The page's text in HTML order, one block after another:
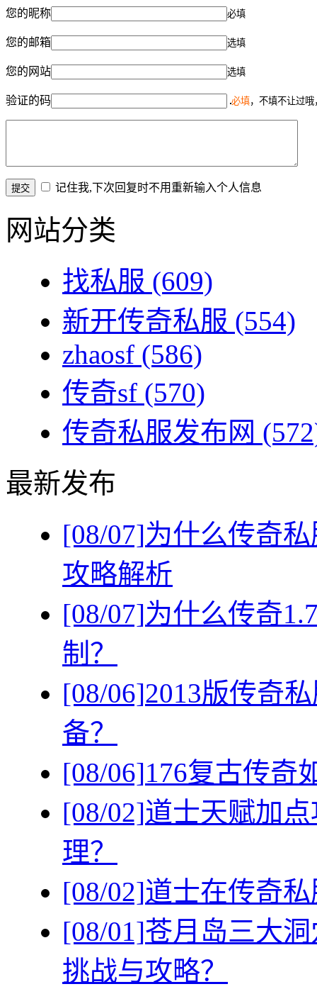
您的昵称 必填
您的邮箱 选填
您的网站 选填
验证的码 必填，不填不让过
记住我,下次回复时不用重新输入个人信息
网站分类
找私服 (609)
新开传奇私服 (554)
zhaosf (586)
传奇sf (570)
传奇私服发布网
最新发布
[08/07]为什么传奇
攻略解析
[08/07]为什么传奇
制？
[08/06]2013版传奇
备？
[08/06]176复古传奇
[08/02]道士天赋加
理？
[08/02]道士在传奇
[08/01]苍月岛三大
挑战与攻略？